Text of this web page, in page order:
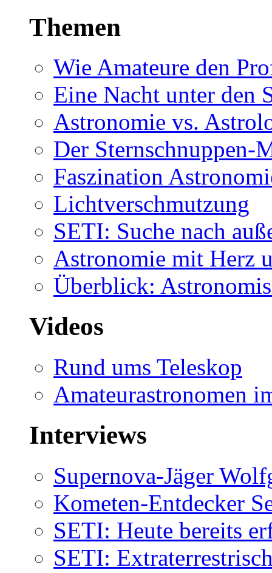
Themen
Wie Amateure den
Eine Nacht unter den
Astronomie vs.
Der Sternschnuppen-
Faszination
Lichtverschmutzung
SETI: Suche nach
Astronomie mit Herz
Überblick:
Videos
Rund ums Teleskop
Amateurastronomen
Interviews
Supernova-Jäger
Kometen-Entdecker
SETI: Heute bereits
SETI: